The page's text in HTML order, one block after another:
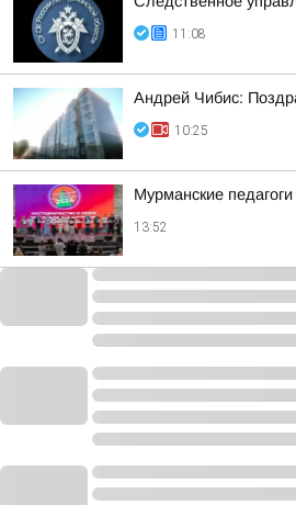
11:08
Андрей Чибис:
10:25
Мурманские
13:52